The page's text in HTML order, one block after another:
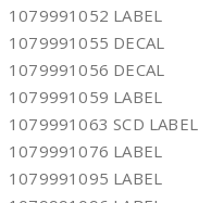
1079991052 LABEL
1079991055 DECAL
1079991056 DECAL
1079991059 LABEL
1079991063 SCD LABEL
1079991076 LABEL
1079991095 LABEL